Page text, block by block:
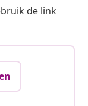
de link